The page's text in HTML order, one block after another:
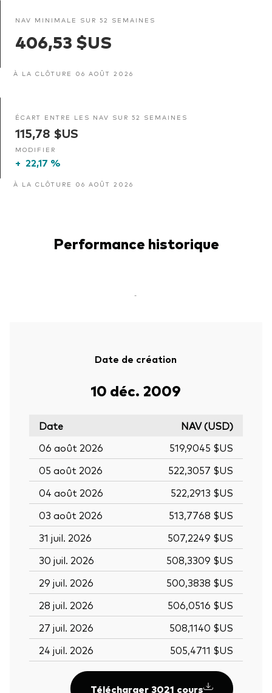
NAV MINIMALE SUR 52 SEMAINES
406,53 $US
À LA CLÔTURE 06 AOÛT 2026
ÉCART ENTRE LES NAV SUR 52 SEMAINES
115,78 $US
MODIFIER
+ 22,17 %
À LA CLÔTURE 06 AOÛT 2026
Performance historique
-
Date de création
10 déc. 2009
Date
NAV (USD)
06 août 2026
519,9045 $US
05 août 2026
522,3057 $US
04 août 2026
522,2913 $US
03 août 2026
513,7768 $US
31 juil. 2026
507,2249 $US
30 juil. 2026
508,3309 $US
29 juil. 2026
500,3838 $US
28 juil. 2026
506,0516 $US
27 juil. 2026
508,1140 $US
24 juil. 2026
505,4711 $US
Télécharger 3021 cours